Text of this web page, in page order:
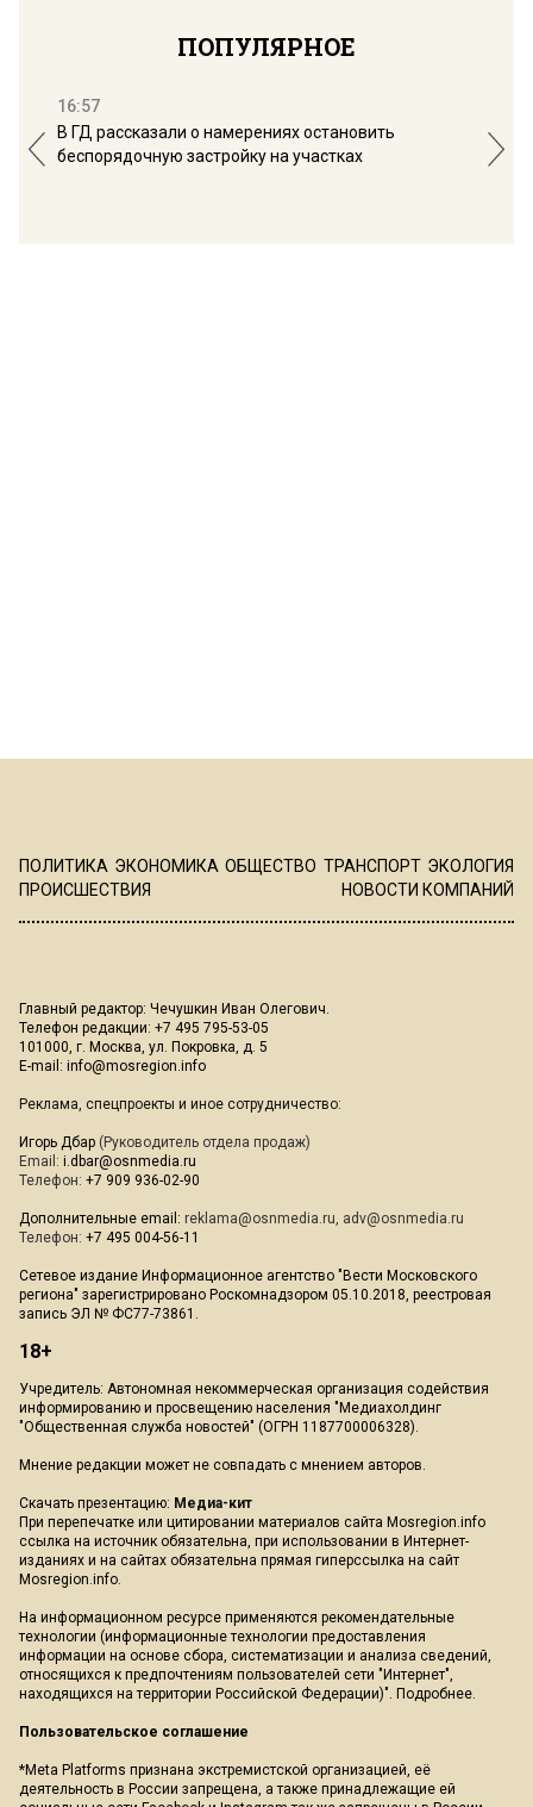
ПОПУЛЯРНОЕ
16:57
В ГД рассказали о намерениях остановить
беспорядочную застройку на участках
ПОЛИТИКА ЭКОНОМИКА ОБЩЕСТВО ТРАНСПОРТ ЭКОЛОГИЯ
ПРОИСШЕСТВИЯ
НОВОСТИ КОМПАНИЙ
Главный редактор: Чечушкин Иван Олегович.
Телефон редакции: +7 495 795-53-05
101000, г. Москва, ул. Покровка, д. 5
E-mail: info@mosregion.info
Реклама, спецпроекты и иное сотрудничество:
Игорь Дбар (Руководитель отдела продаж)
Email: i.dbar@osnmedia.ru
Телефон: +7 909 936-02-90
Дополнительные email: reklama@osnmedia.ru, adv@osnmedia.ru
Телефон: +7 495 004-56-11
Сетевое издание Информационное агентство "Вести Московского
региона" зарегистрировано Роскомнадзором 05.10.2018, реестровая
запись ЭЛ № ФС77-73861.
18+
Учредитель: Автономная некоммерческая организация содействия
информированию и просвещению населения "Медиахолдинг
"Общественная служба новостей" (ОГРН 1187700006328).
Мнение редакции может не совпадать с мнением авторов.
Скачать презентацию: Медиа-кит
При перепечатке или цитировании материалов сайта Mosregion.info
ссылка на источник обязательна, при использовании в Интернет-
изданиях и на сайтах обязательна прямая гиперссылка на сайт
Mosregion.info.
На информационном ресурсе применяются рекомендательные
технологии (информационные технологии предоставления
информации на основе сбора, систематизации и анализа сведений,
относящихся к предпочтениям пользователей сети "Интернет",
находящихся на территории Российской Федерации)". Подробнее.
Пользовательское соглашение
*Meta Platforms признана экстремистской организацией, её
деятельность в России запрещена, а также принадлежащие ей